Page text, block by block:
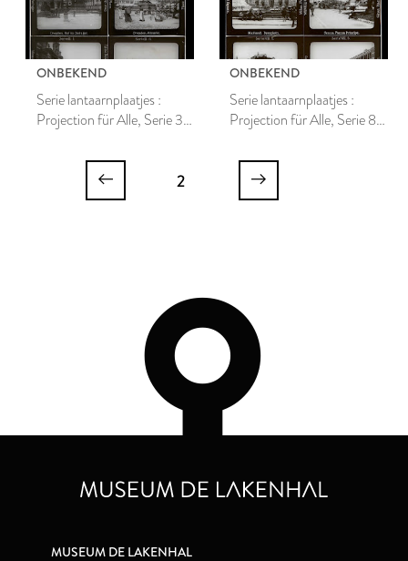
ONBEKEND
Serie lantaarnplaatjes :
Projection für Alle, Serie 3
ONBEKEND
Serie lantaarnplaatjes :
Projection für Alle, Serie 8
2
MUSEUM DE LAKENHAL